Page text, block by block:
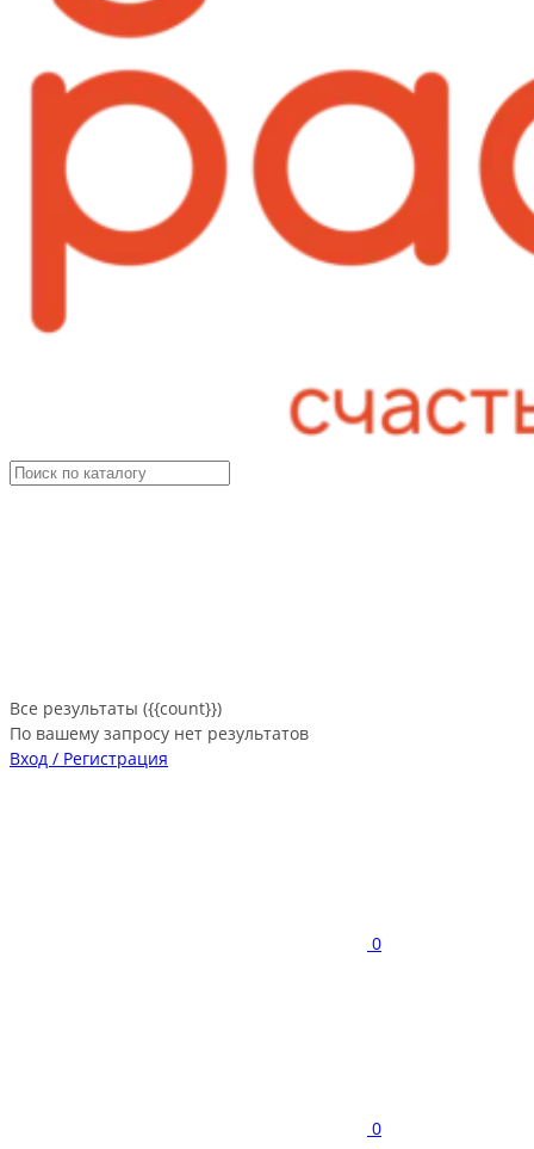
Все результаты ({{count}})
По вашему запросу нет результатов
Вход / Регистрация
0
0